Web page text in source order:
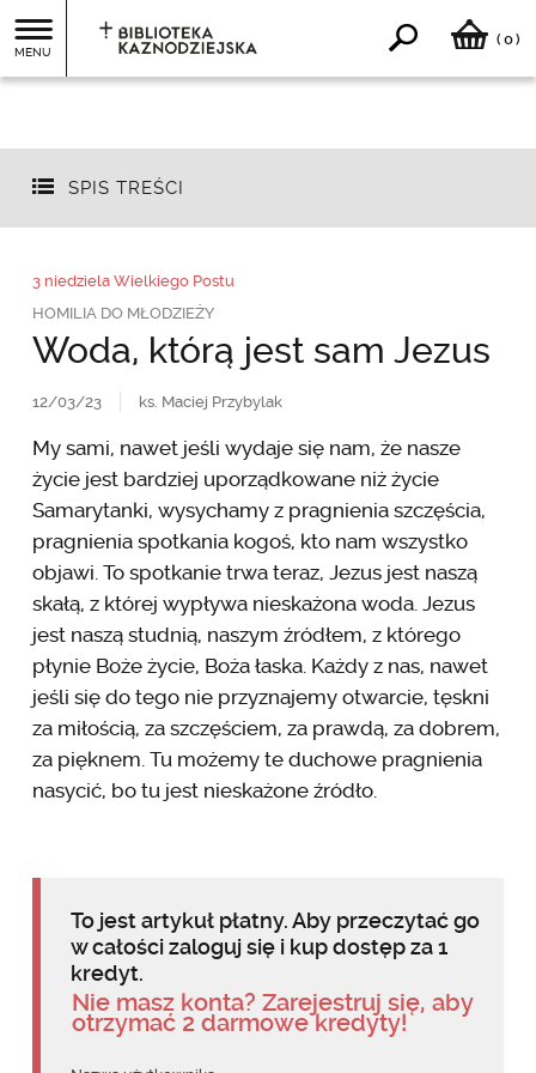
MENU
( 0)
SPIS TREŚCI
3 niedziela Wielkiego Postu
HOMILIA DO MŁODZIEŻY
Woda, którą jest sam Jezus
12/03/23 ks. Maciej Przybylak
My sami, nawet jeśli wydaje się nam, że nasze
życie jest bardziej uporządkowane niż życie
Samarytanki, wysychamy z pragnienia szczęścia,
pragnienia spotkania kogoś, kto nam wszystko
objawi. To spotkanie trwa teraz, Jezus jest naszą
skałą, z której wypływa nieskażona woda. Jezus
jest naszą studnią, naszym źródłem, z którego
płynie Boże życie, Boża łaska. Każdy z nas, nawet
jeśli się do tego nie przyznajemy otwarcie, tęskni
za miłością, za szczęściem, za prawdą, za dobrem,
za pięknem. Tu możemy te duchowe pragnienia
nasycić, bo tu jest nieskażone źródło.
To jest artykuł płatny. Aby przeczytać go
w całości zaloguj się i kup dostęp za 1
kredyt.
Nie masz konta? Zarejestruj się, aby
otrzymać 2 darmowe kredyty!